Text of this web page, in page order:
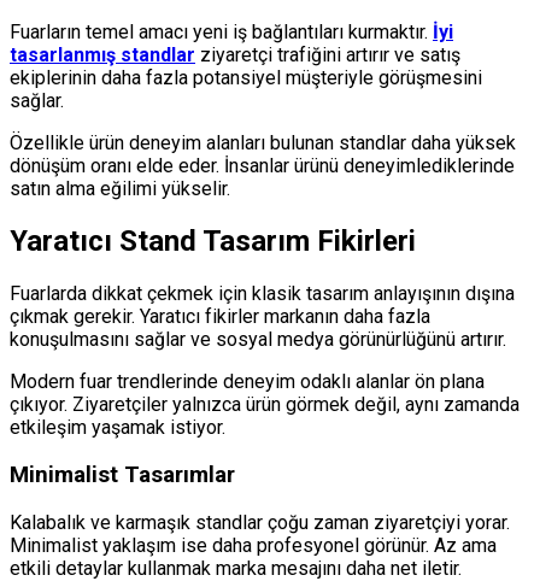
Fuarların temel amacı yeni iş bağlantıları kurmaktır. İyi
tasarlanmış standlar ziyaretçi trafiğini artırır ve satış
ekiplerinin daha fazla potansiyel müşteriyle görüşmesini
sağlar.
Özellikle ürün deneyim alanları bulunan standlar daha yüksek
dönüşüm oranı elde eder. İnsanlar ürünü deneyimlediklerinde
satın alma eğilimi yükselir.
Yaratıcı Stand Tasarım Fikirleri
Fuarlarda dikkat çekmek için klasik tasarım anlayışının dışına
çıkmak gerekir. Yaratıcı fikirler markanın daha fazla
konuşulmasını sağlar ve sosyal medya görünürlüğünü artırır.
Modern fuar trendlerinde deneyim odaklı alanlar ön plana
çıkıyor. Ziyaretçiler yalnızca ürün görmek değil, aynı zamanda
etkileşim yaşamak istiyor.
Minimalist Tasarımlar
Kalabalık ve karmaşık standlar çoğu zaman ziyaretçiyi yorar.
Minimalist yaklaşım ise daha profesyonel görünür. Az ama
etkili detaylar kullanmak marka mesajını daha net iletir.